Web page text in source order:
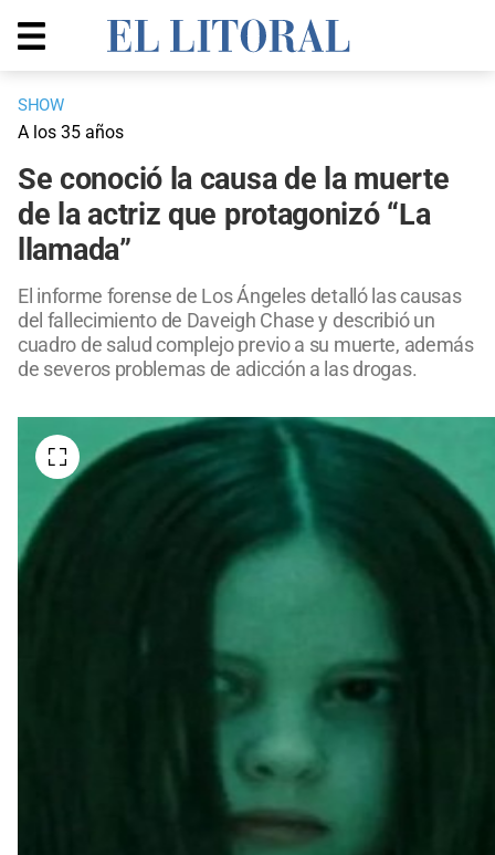
SHOW
A los 35 años
Se conoció la causa de la muerte
de la actriz que protagonizó “La
llamada”
El informe forense de Los Ángeles detalló las causas
del fallecimiento de Daveigh Chase y describió un
cuadro de salud complejo previo a su muerte, además
de severos problemas de adicción a las drogas.